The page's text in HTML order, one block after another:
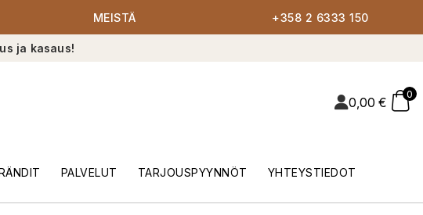
MEISTÄ +358 2 6333 150
ja kasaus!
0,00 €
0
PALVELUT TARJOUSPYYNNÖT YHTEYSTIEDOT